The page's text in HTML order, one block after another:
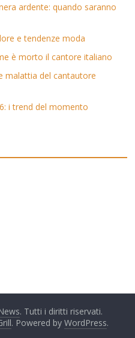
ardente: quando saranno
e tendenze moda
è morto il cantore italiano
malattia del cantautore
i trend del momento
. Tutti i diritti riservati.
. Powered by WordPress.